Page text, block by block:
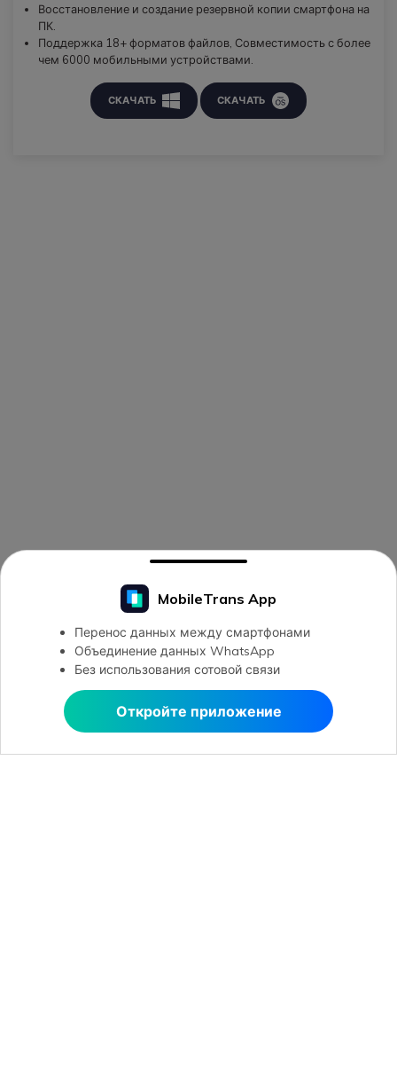
Открыть в MobileTrans
MobileTrans App
Перенос данных между смартфонами
Объединение данных WhatsApp
Без использования сотовой связи
Откройте приложение
Восстановление и создание резервной копии смартфона на
ПК.
Поддержка 18+ форматов файлов, Совместимость с более
чем 6000 мобильными устройствами.
СКАЧАТЬ СКАЧАТЬ